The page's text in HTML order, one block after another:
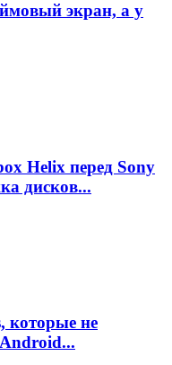
экран, а у
Helix перед Sony
дисков...
которые не